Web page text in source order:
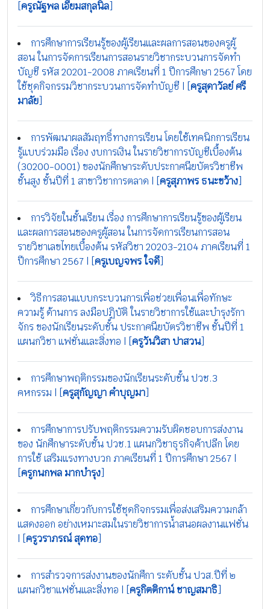
ครูณัฐพล เอี่ยมสกุลนิล
การศึกษาการเรียนรู้ของผู้เรียนและผลการสอนของครูผู้
สอน ในการจัดการเรียนการสอนรายวิชากระบวนการจัดทำ
บัญชี รหัส 20201-2008 ภาคเรียนที่ 1 ปีการศึกษา 2567 โดย
ใช้ชุดกิจกรรมวิชากระบวนการจัดทำบัญชี | [ ครูสุดาวัลย์ ศรี
มาลัย
การพัฒนาผลสัมฤทธิ์ทางการเรียน โดยใช้เทคนิกการเรียน
รู้แบบร่วมมือ เรื่อง งบการเงิน ในรายวิชาการบัญชีเบื้องต้น
(30200-0001) ของนักศึกษาระดับประกาศนียบัตรวิชาชีพ
ชั้นสูง ชั้นปีที่ 1 สาขาวิชาการตลาด | [ ครูสุภาพร ธนะขว้าง
การวิจัยในชั้นเรียน เรื่อง การศึกษาการเรียนรู้ของผู้เรียน
และผลการสอนของครูผู้สอน ในการจัดการเรียนการสอน
รายวิชาเลขไทยเบื้องต้น รหัสวิชา 20203-2104 ภาคเรียนที่ 1
ปีการศึกษา 2567 | [ ครูเบญจพร ใจดี
วิธีการสอนแบบกระบวนการเพื่อช่วยเพื่อนเพื่อทักษะ
ความรู้ ด้านการ ลงมือปฏิบัติ ในรายวิชาการใช้และบำรุงรักา
จักร ของนักเรียนระดับชั้น ประกาศนียบัตรวิชาชีพ ชั้นปีที่ 1
แผนกวิชา แฟชั่นและสิ่งทอ | [ ครูวันวิสา ปาสวน]
การศึกษาพฤติกรรมของนักเรียนระดับชั้น ปวช.3
คหกรรม | [ ครูสุกัญญา คำบุญมา
การศึกษาการปรับพฤติกรรมความรับผิดชอบการส่งงาน
ของ นักศึกษาระดับชั้น ปวช.1 แผนกวิชาธุรกิจค้าปลีก โดย
การใช้ เสริมแรงทางบวก ภาคเรียนที่ 1 ปีการศึกษา 2567 |
ครูกนกพล มากบำรุง
การศึกษาเกี่ยวกับการใช้ชุดกิจกรรมเพื่อส่งเสริมความกล้า
แสดงออก อย่างเหมาะสมในรายวิชาการน้ำสนอผลงานแฟชั่น
ครูวราภรณ์ สุดทอ
การสำรวจการส่งงานของนักศึกา ระดับชั้น ปวส.ปีที่ ๒
แผนกวิชาแฟชั่นและสิ่งทอ | [ ครูกิตติกาน์ ชาญสมาธิ